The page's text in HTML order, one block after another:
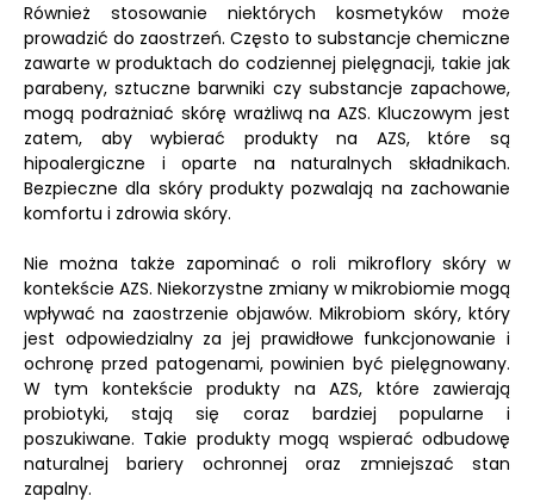
Również stosowanie niektórych kosmetyków może
prowadzić do zaostrzeń. Często to substancje chemiczne
zawarte w produktach do codziennej pielęgnacji, takie jak
parabeny, sztuczne barwniki czy substancje zapachowe,
mogą podrażniać skórę wrażliwą na AZS. Kluczowym jest
zatem, aby wybierać produkty na AZS, które są
hipoalergiczne i oparte na naturalnych składnikach.
Bezpieczne dla skóry produkty pozwalają na zachowanie
komfortu i zdrowia skóry.
Nie można także zapominać o roli mikroflory skóry w
kontekście AZS. Niekorzystne zmiany w mikrobiomie mogą
wpływać na zaostrzenie objawów. Mikrobiom skóry, który
jest odpowiedzialny za jej prawidłowe funkcjonowanie i
ochronę przed patogenami, powinien być pielęgnowany.
W tym kontekście produkty na AZS, które zawierają
probiotyki, stają się coraz bardziej popularne i
poszukiwane. Takie produkty mogą wspierać odbudowę
naturalnej bariery ochronnej oraz zmniejszać stan
zapalny.